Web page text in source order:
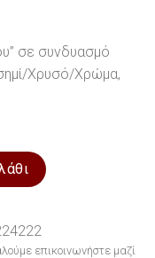
σε συνδυασμό
Χρυσό/Χρώμα,
ποσότητα
επικοινωνήστε μαζί